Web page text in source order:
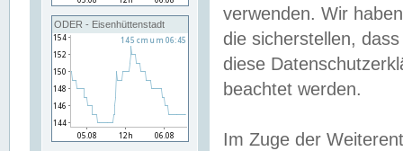
ODER - Eisenhüttenstadt
verwenden. Wir
die sicherstellen,
diese
beachtet werden.
Im Zuge der